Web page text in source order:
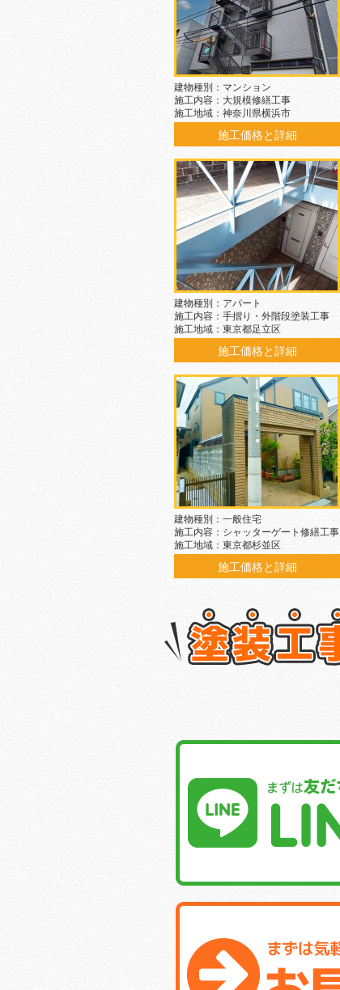
建物種別：マンション
施工内容：大規模修繕工事
施工地域：神奈川県横浜市
施工価格と詳細
建物種別：アパート
施工内容：手摺り・外階段塗装工事
施工地域：東京都足立区
施工価格と詳細
建物種別：一般住宅
施工内容：シャッターゲート修繕工事
施工地域：東京都杉並区
施工価格と詳細